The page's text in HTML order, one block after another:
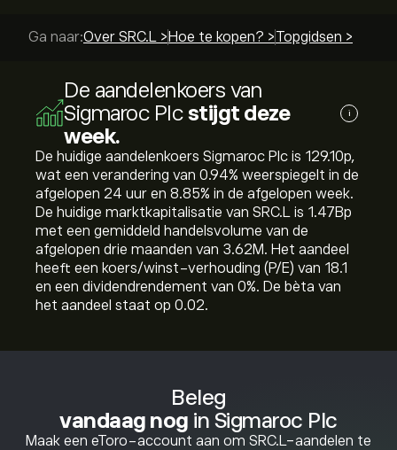
Beleg
vandaag nog in Sigmaroc Plc
Maak een eToro-account aan om SRC.L-aandelen te
Ga naar:Over SRC.L > Hoe te kopen? >Topgidsen >
De aandelenkoers van
Sigmaroc Plcstijgt deze
week.
i
De huidige aandelenkoers Sigmaroc Plc is 129.10‎p‎,
wat een verandering van ‎0.94‎% weerspiegelt in de
afgelopen 24 uur en ‎8.85‎% in de afgelopen week.
De huidige marktkapitalisatie van SRC.L is 1.47B‎p‎
met een gemiddeld handelsvolume van de
afgelopen drie maanden van 3.62M. Het aandeel
heeft een koers/winst-verhouding (P/E) van 18.1
en een dividendrendement van 0%. De bèta van
het aandeel staat op 0.02.